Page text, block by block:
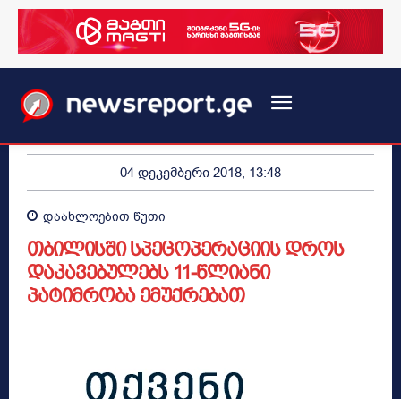
04 დეკემბერი 2018, 13:48
დაახლოებით წუთი
თბილისში სპეცოპერაციის დროს
დაკავებულებს 11-წლიანი
პატიმრობა ემუქრებათ